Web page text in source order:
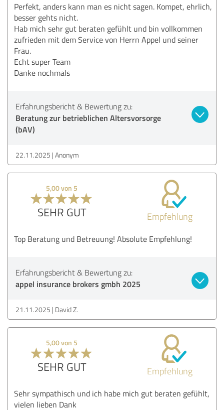
Perfekt, anders kann man es nicht sagen. Kompet, ehrlich,
besser gehts nicht.
Hab mich sehr gut beraten gefühlt und bin vollkommen
zufrieden mit dem Service von Herrn Appel und seiner
Frau.
Echt super Team
Danke nochmals
Erfahrungsbericht & Bewertung zu:
Beratung zur betrieblichen Altersvorsorge
(bAV)
22.11.2025 Anonym
5,00 von 5
SEHR GUT Empfehlung
Top Beratung und Betreuung! Absolute Empfehlung!
Erfahrungsbericht & Bewertung zu:
appel insurance brokers gmbh 2025
21.11.2025 David Z.
5,00 von 5
SEHR GUT Empfehlung
Sehr sympathisch und ich habe mich gut beraten gefühlt,
vielen lieben Dank